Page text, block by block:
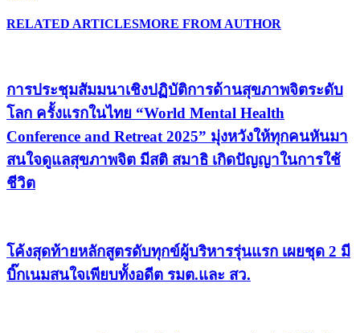
RELATED ARTICLESMORE FROM AUTHOR
การประชุมสัมมนาเชิงปฏิบัติการด้านสุขภาพจิตระดับ
โลก ครั้งแรกในไทย “World Mental Health
Conference and Retreat 2025” มุ่งหวังให้ทุกคนหันมา
สนใจดูแลสุขภาพจิต มีสติ สมาธิ เกิดปัญญาในการใช้
ชีวิต
โค้งสุดท้ายหลักสูตรดับทุกข์ผู้บริหารรุ่นแรก เผยชุด 2 มี
บิ๊กเนมสนใจเพียบทั้งอดีต รมต.และ สว.